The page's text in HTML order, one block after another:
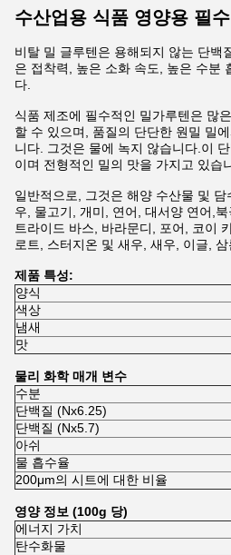
수산업용 식품 영양용 필
비탈 밀 글루텐은 용해되지 않는 단백
은 접착력, 높은 소화 속도, 높은 수분
다.
식품 제조에 필수적인 밀가루텐은 많
할 수 있으며, 품질의 단단한 원밀 밀
니다. 그것은 물에 녹지 않습니다.이
이며 전형적인 밀의 맛을 가지고 있습
일반적으로, 그것은 해양 수산물 및
우, 물고기, 개미, 연어, 대서양 연어,
트라이드 바스, 바라문디, 포어, 코이
로트, 스터지온 및 새우, 새우, 이글, 삼
제품 특성:
양식
색상
냄새
맛
물리 화학 매개 변수
수분
단백질 (Nx6.25)
단백질 (Nx5.7)
아쉬
물 흡수율
200μm의 시트에 대한 비율
영양 정보 (100g 당)
에너지 가치
탄수화물